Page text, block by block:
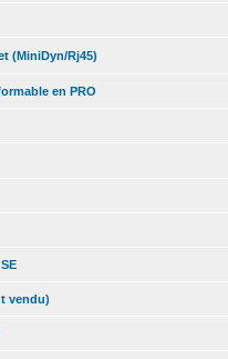
(MiniDyn/Rj45)
en PRO
vendu)